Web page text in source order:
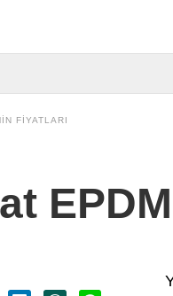
FIYATLARI